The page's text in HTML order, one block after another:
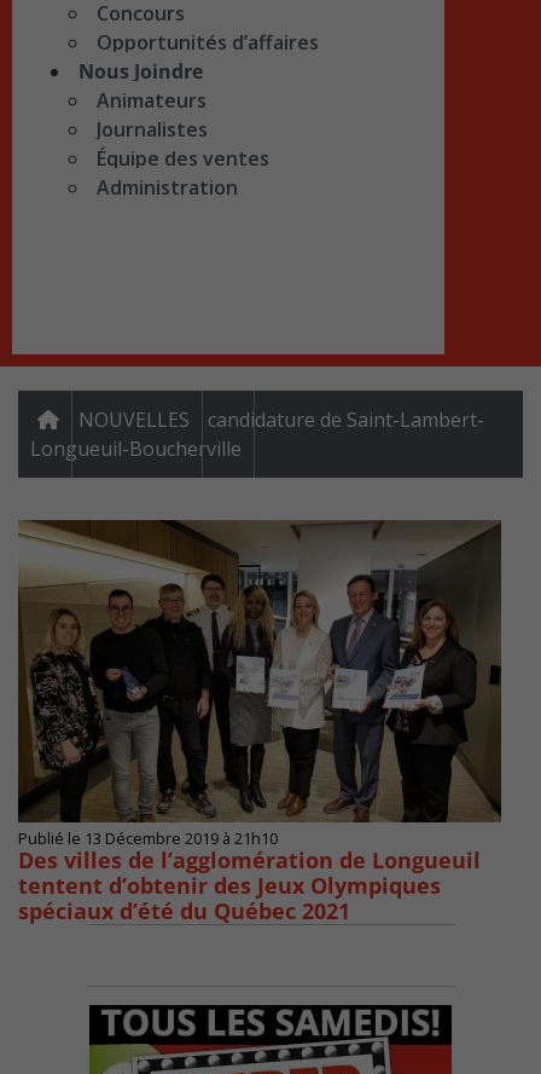
Concours
Opportunités d’affaires
Nous Joindre
Animateurs
Journalistes
Équipe des ventes
Administration
NOUVELLES
candidature de Saint-Lambert-
Longueuil-Boucherville
Publié le 13 Décembre 2019 à 21h10
Des villes de l’agglomération de Longueuil
tentent d’obtenir des Jeux Olympiques
spéciaux d’été du Québec 2021